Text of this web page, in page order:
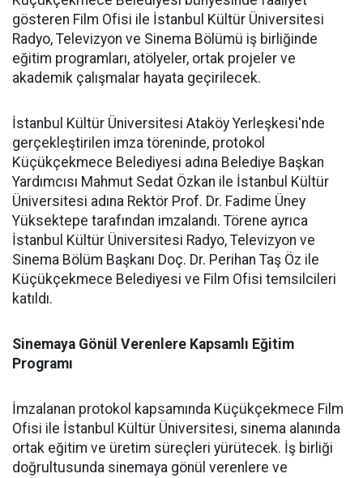
gösteren Film Ofisi ile İstanbul Kültür Üniversitesi
Radyo, Televizyon ve Sinema Bölümü iş birliğinde
eğitim programları, atölyeler, ortak projeler ve
akademik çalışmalar hayata geçirilecek.
İstanbul Kültür Üniversitesi Ataköy Yerleşkesi'nde
gerçekleştirilen imza töreninde, protokol
Küçükçekmece Belediyesi adına Belediye Başkan
Yardımcısı Mahmut Sedat Özkan ile İstanbul Kültür
Üniversitesi adına Rektör Prof. Dr. Fadime Üney
Yüksektepe tarafından imzalandı. Törene ayrıca
İstanbul Kültür Üniversitesi Radyo, Televizyon ve
Sinema Bölüm Başkanı Doç. Dr. Perihan Taş Öz ile
Küçükçekmece Belediyesi ve Film Ofisi temsilcileri
katıldı.
Sinemaya Gönül Verenlere Kapsamlı Eğitim
Programı
İmzalanan protokol kapsamında Küçükçekmece Film
Ofisi ile İstanbul Kültür Üniversitesi, sinema alanında
ortak eğitim ve üretim süreçleri yürütecek. İş birliği
doğrultusunda sinemaya gönül verenlere ve